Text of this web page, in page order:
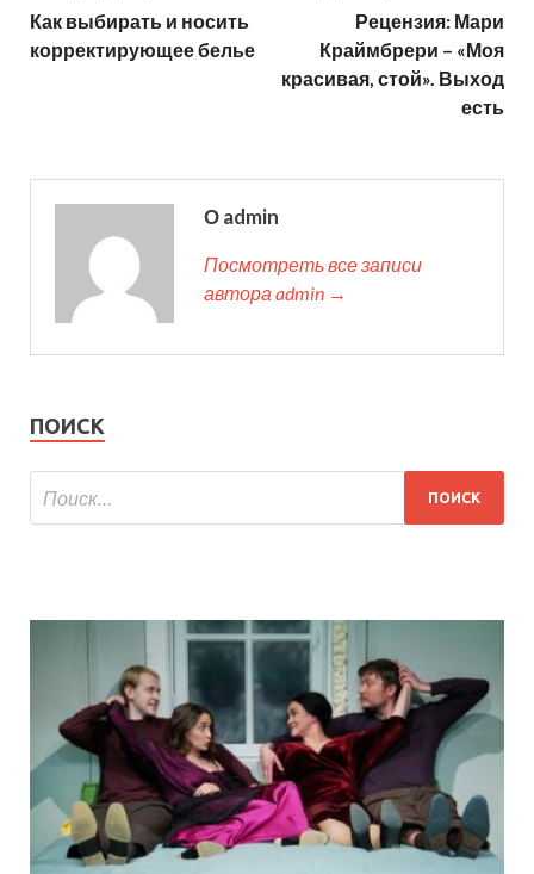
Как выбирать и носить
корректирующее белье
Рецензия: Мари
Краймбрери – «Моя
красивая, стой». Выход
есть
О admin
Посмотреть все записи
автора admin →
ПОИСК